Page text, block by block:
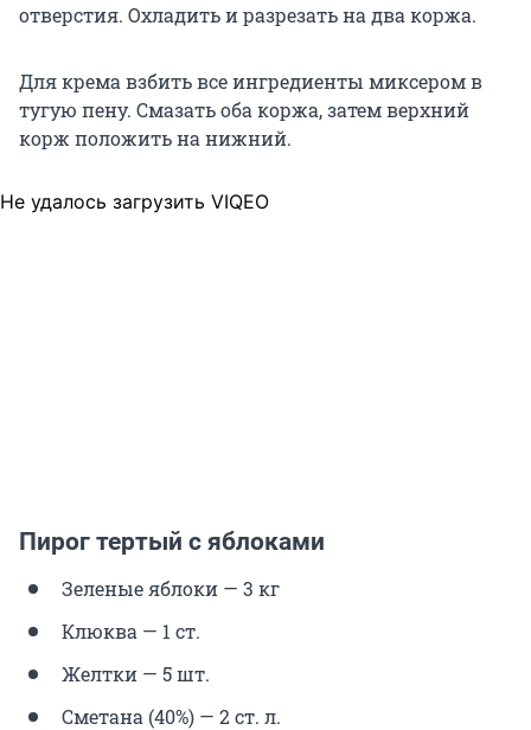
отверстия. Охладить и разрезать на два коржа.
Для крема взбить все ингредиенты миксером в
тугую пену. Смазать оба коржа, затем верхний
корж положить на нижний.
Не удалось загрузить VIQEO
Пирог тертый с яблоками
Зеленые яблоки — 3 кг
Клюква — 1 ст.
Желтки — 5 шт.
Сметана (40%) — 2 ст. л.